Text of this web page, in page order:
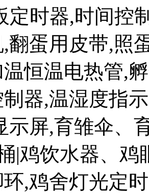
定时器,时间控
翻蛋用皮带,照
恒温电热管,
器,温湿度指
示屏,育雏伞、
|鸡饮水器、
,鸡舍灯光定